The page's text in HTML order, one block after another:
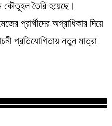
কৌতূহল তৈরি হয়েছে।
প্রার্থীদের অগ্রাধিকার দিয়ে
প্রতিযোগিতায় নতুন মাত্রা